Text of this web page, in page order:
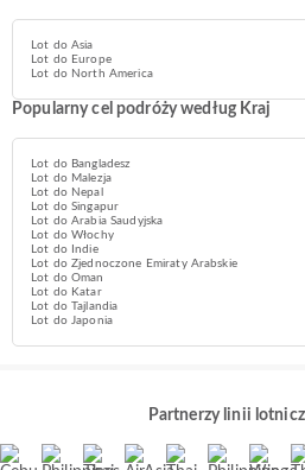
Lot do Asia
Lot do Europe
Lot do North America
Popularny cel podróży według Kraj
Lot do Bangladesz
Lot do Malezja
Lot do Nepal
Lot do Singapur
Lot do Arabia Saudyjska
Lot do Włochy
Lot do Indie
Lot do Zjednoczone Emiraty Arabskie
Lot do Oman
Lot do Katar
Lot do Tajlandia
Lot do Japonia
Partnerzy linii